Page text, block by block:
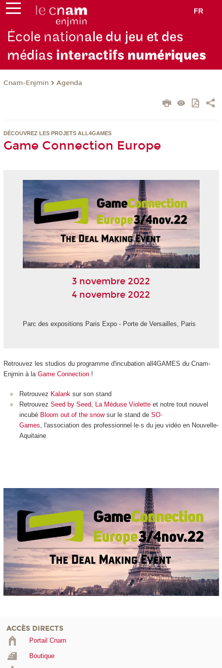
FR
École nationale du jeu et des
médias interactifs numériques
Cnam-Enjmin Agenda
DÉCOUVREZ LES PROJETS ALL4GAMES
Game Connection Europe
3 novembre 2022
4 novembre 2022
Parc des expositions Paris Expo - Porte de Versailles, Paris
Retrouvez les studios du programme d'incubation all4GAMES du Cnam-
Enjmin à la Game Connection!
Retrouvez Kalank sur son stand
Retrouvez Seed by Seed, La Méduse Violette et notre tout nouvel
incubé Bloom out of the snowsur le stand de SO·
Games, l'association des professionnel·le·s du jeu vidéo en Nouvelle-
Aquitaine
ACCÈS DIRECTS
Portail Cnam
Boutique